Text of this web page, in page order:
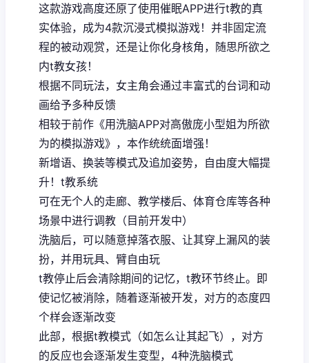
这款游戏高度还原了使用催眠APP进行t教的真
实体验，成为4款沉浸式模拟游戏！并非固定流
程的被动观赏，还是让你化身核角，随思所欲之
内t教女孩！
根据不同玩法，女主角会通过丰富式的台词和动
画给予多种反馈
相较于前作《用洗脑APP对高傲庞小型姐为所欲
为的模拟游戏》，本作统统面增强！
新增语、换装等模式及追加姿势，自由度大幅提
升！t教系统
可在无个人的走廊、教学楼后、体育仓库等各种
场景中进行调教（目前开发中）
洗脑后，可以随意掉落衣服、让其穿上漏风的装
扮，并用玩具、臂自由玩
t教停止后会清除期间的记忆，t教环节终止。即
使记忆被消除，随着逐渐被开发，对方的态度四
个样会逐渐改变
此部，根据t教模式（如怎么让其起飞），对方
的反应也会逐渐发生变型，4种洗脑模式